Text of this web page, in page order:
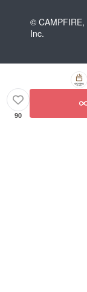
© CAMPFIRE,
Inc.
90